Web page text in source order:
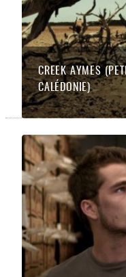
CREEK AYMES
CALÉDONIE)